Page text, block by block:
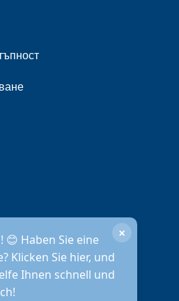
😊 Haben Sie eine
Klicken Sie hier, und
Ihnen schnell und
×